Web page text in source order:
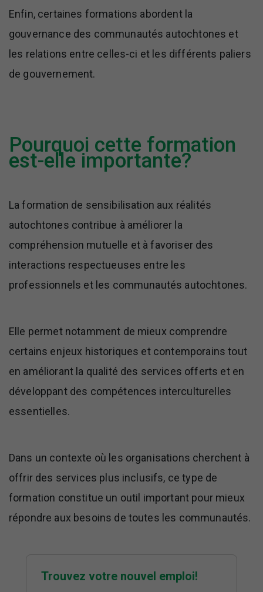
Enfin, certaines formations abordent la
gouvernance des communautés autochtones et
les relations entre celles-ci et les différents paliers
de gouvernement.
Pourquoi cette formation
est-elle importante?
La formation de sensibilisation aux réalités
autochtones contribue à améliorer la
compréhension mutuelle et à favoriser des
interactions respectueuses entre les
professionnels et les communautés autochtones.
Elle permet notamment de mieux comprendre
certains enjeux historiques et contemporains tout
en améliorant la qualité des services offerts et en
développant des compétences interculturelles
essentielles.
Dans un contexte où les organisations cherchent à
offrir des services plus inclusifs, ce type de
formation constitue un outil important pour mieux
répondre aux besoins de toutes les communautés.
Trouvez votre nouvel emploi!